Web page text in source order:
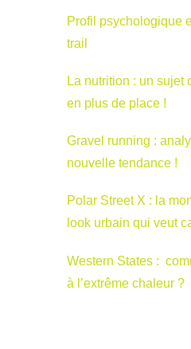
Profil psychologique
trail
La nutrition : un sujet
en plus de place !
Gravel running :
nouvelle tendance !
Polar Street X : la
look urbain qui veut
Western States :
à l’extrême chaleur ?